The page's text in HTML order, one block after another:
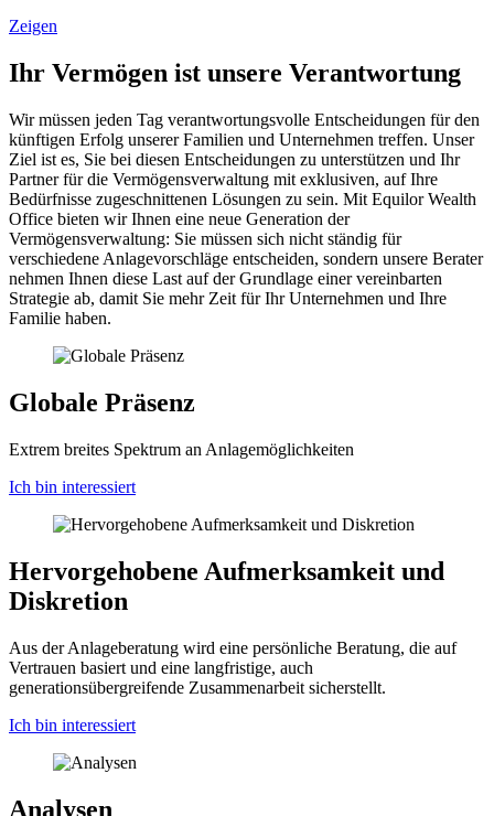
Zeigen
Ihr Vermögen ist unsere Verantwortung
Wir müssen jeden Tag verantwortungsvolle Entscheidungen für den
künftigen Erfolg unserer Familien und Unternehmen treffen. Unser
Ziel ist es, Sie bei diesen Entscheidungen zu unterstützen und Ihr
Partner für die Vermögensverwaltung mit exklusiven, auf Ihre
Bedürfnisse zugeschnittenen Lösungen zu sein. Mit Equilor Wealth
Office bieten wir Ihnen eine neue Generation der
Vermögensverwaltung: Sie müssen sich nicht ständig für
verschiedene Anlagevorschläge entscheiden, sondern unsere Berater
nehmen Ihnen diese Last auf der Grundlage einer vereinbarten
Strategie ab, damit Sie mehr Zeit für Ihr Unternehmen und Ihre
Familie haben.
Globale Präsenz
Extrem breites Spektrum an Anlagemöglichkeiten
Ich bin interessiert
Hervorgehobene Aufmerksamkeit und
Diskretion
Aus der Anlageberatung wird eine persönliche Beratung, die auf
Vertrauen basiert und eine langfristige, auch
generationsübergreifende Zusammenarbeit sicherstellt.
Ich bin interessiert
Analysen